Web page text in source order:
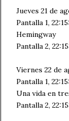
Jueves 21 de
Pantalla 1,
Hemingway
Pantalla 2,
Viernes 22 de
Pantalla 1,
Una vida en
Pantalla 2,